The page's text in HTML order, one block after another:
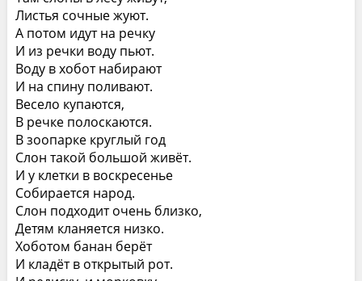
Листья сочные жуют.
А потом идут на речку
И из речки воду пьют.
Воду в хобот набирают
И на спину поливают.
Весело купаются,
В речке полоскаются.
В зоопарке круглый год
Слон такой большой живёт.
И у клетки в воскресенье
Собирается народ.
Слон подходит очень близко,
Детям кланяется низко.
Хоботом банан берёт
И кладёт в открытый рот.